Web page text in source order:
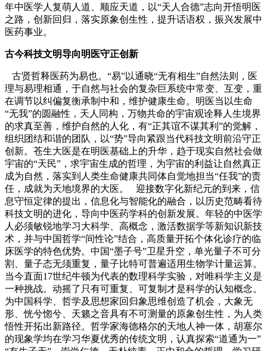
年中医学人复萌人道、顺应天道，以“天人合德”志向开悟明医
之路，创新回归，落实原象创生性，提升话语权，振兴发展中
医药事业。
古今科技文明导向明医守正创新
古贤哲释医药为易也。“易”以通晓“无有相生”自然法则，医
理与易理相通，于自然与社会的复杂巨系统中常变、互变，重
在调节以纠偏复衡承制中和，维护健康生命。明医当以生命
“无我”的圆融性，天人同构，万物共命的宇宙观诠释人生境界
的求真至善，维护自然的人化，有“正其谊不谋其利”的觉解，
组织团结和谐的团队，以“势”导向紧跟当代科技文明前沿守正
创新。苍生大医是在明医基础上的升华，趋于现实自然社会做
宇宙的“天民”，求宇宙生成的哲理，为宇宙的利益让自然真正
成为自然，落实到人类生命健康共同体自觉地担当“任我”的责
任，成就为天地境界的大医。 迎接数字化新纪元的到来，信
息守恒定律的提出，信息化与智能化的融合，以历史范畴看待
科技文明的进化，导向中医药学科的创新发展。年轻的中医学
人必须敏锐地学习大科学、高概念，激活数据学等新知识新技
术，并与中国哲学“间性论”结合，高质量开拓个体化诊疗的临
床医学的特色优势。中国“墨子号”卫星升空，单光量子不可分
割、量子态无须重复，量子比特可普遍适用生物学计量运算。
当今直面17世纪牛顿为代表的数理科学实验，对唯科学主义是
一种挑战。动摇了只有可重复、可复制才是科学的认知概念。
为中国科学、哲学及思想家回归象思维创造了机会，大象无
形、恍兮惚兮、天籁之音具有不可测量的原象创生性，为人类
悟性开拓出新路径。哲学家海德格尔的天地人神一体，胡塞尔
的现象学均在学习华夏优秀的传统文明，认真探索“道通为一”